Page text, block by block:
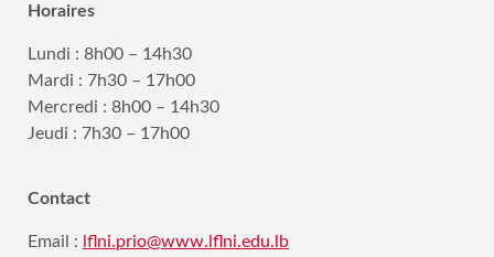
Horaires
Lundi : 8h00 – 14h30
Mardi : 7h30 – 17h00
Mercredi : 8h00 – 14h30
Jeudi : 7h30 – 17h00
Contact
Email : lflni.prio@www.lflni.edu.lb